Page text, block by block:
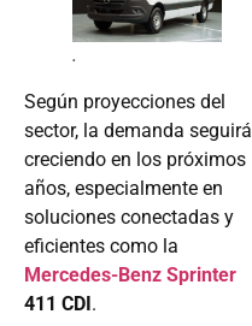
.
Según proyecciones del
sector, la demanda seguirá
creciendo en los próximos
años, especialmente en
soluciones conectadas y
eficientes como la
Mercedes-Benz Sprinter
411 CDI.